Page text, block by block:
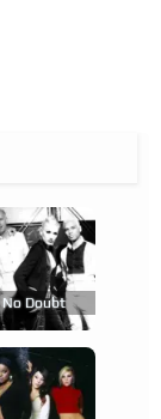
No Doubt